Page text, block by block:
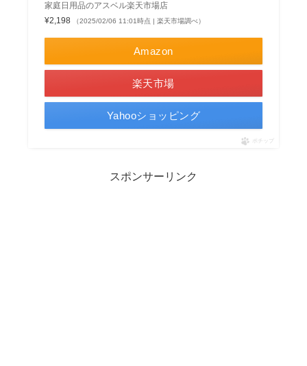
家庭日用品のアスベル楽天市場店
¥2,198
（2025/02/06 11:01時点 | 楽天市場調べ）
Amazon
楽天市場
Yahooショッピング
ポチップ
スポンサーリンク